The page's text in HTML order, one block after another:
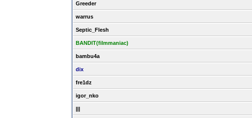
Greeder
warrus
Septic_Flesh
BANDIT(filmmaniac)
bambu4a
dix
fre1dz
igor_nko